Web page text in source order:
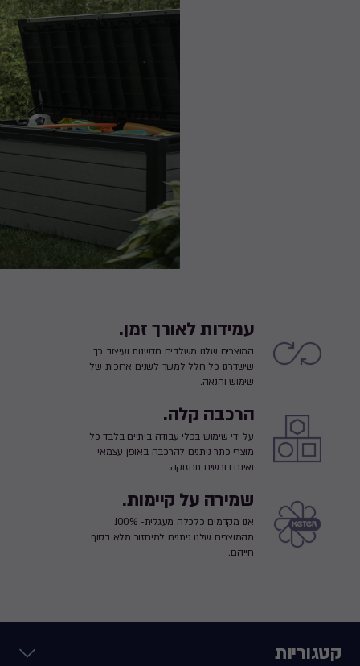
עמידות לאורך זמן.
המוצרים שלנו משלבים חדשנות ועיצוב כך
שישדרגו כל חלל למשך לשנים ארוכות של
שימוש והנאה.
הרכבה קלה.
על ידי שימוש בכלי עבודה ביתיים בלבד כל
מוצרי כתר ניתנים להרכבה באופן עצמאי
ואינם דורשים תחזוקה.
שמירה על קיימות.
אנו מקדמים כלכלה מעגלית- 100%
מהמוצרים שלנו ניתנים למיחזור מלא בסוף
חייהם.
קטגוריות